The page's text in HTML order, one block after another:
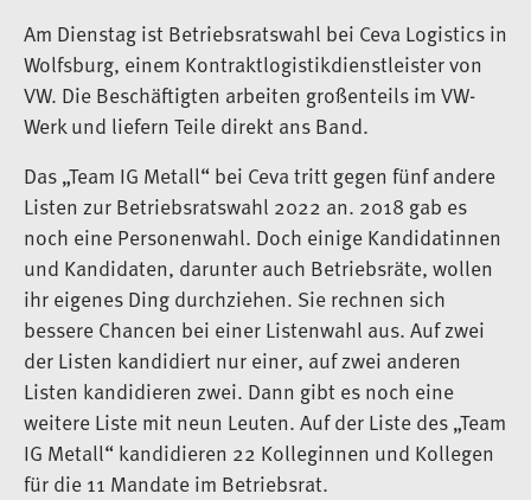
Am Dienstag ist Betriebsratswahl bei Ceva Logistics in
Wolfsburg, einem Kontraktlogistikdienstleister von
VW. Die Beschäftigten arbeiten großenteils im VW-
Werk und liefern Teile direkt ans Band.
Das „Team IG Metall“ bei Ceva tritt gegen fünf andere
Listen zur Betriebsratswahl 2022 an. 2018 gab es
noch eine Personenwahl. Doch einige Kandidatinnen
und Kandidaten, darunter auch Betriebsräte, wollen
ihr eigenes Ding durchziehen. Sie rechnen sich
bessere Chancen bei einer Listenwahl aus. Auf zwei
der Listen kandidiert nur einer, auf zwei anderen
Listen kandidieren zwei. Dann gibt es noch eine
weitere Liste mit neun Leuten. Auf der Liste des „Team
IG Metall“ kandidieren 22 Kolleginnen und Kollegen
für die 11 Mandate im Betriebsrat.